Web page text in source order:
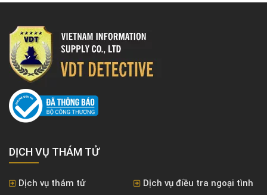
DỊCH VỤ THÁM TỬ
Dịch vụ thám tử
Dịch vụ điều tra ngoại tình